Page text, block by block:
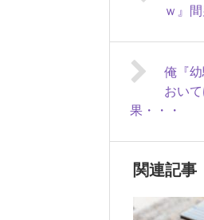
ｗ』
俺『
おい
果・・・
関連記事